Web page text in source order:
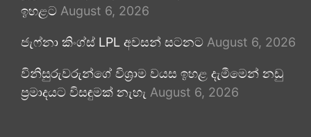
ඉහළට August 6, 2026
ජැෆ්නා කිංග්ස් LPL අවසන් සටනට August 6, 2026
විනිසුරුවරුන්ගේ විශ්‍රාම වයස ඉහළ දැමීමෙන් නඩු
ප්‍රමාදයට විසඳුමක් නැහැ August 6, 2026